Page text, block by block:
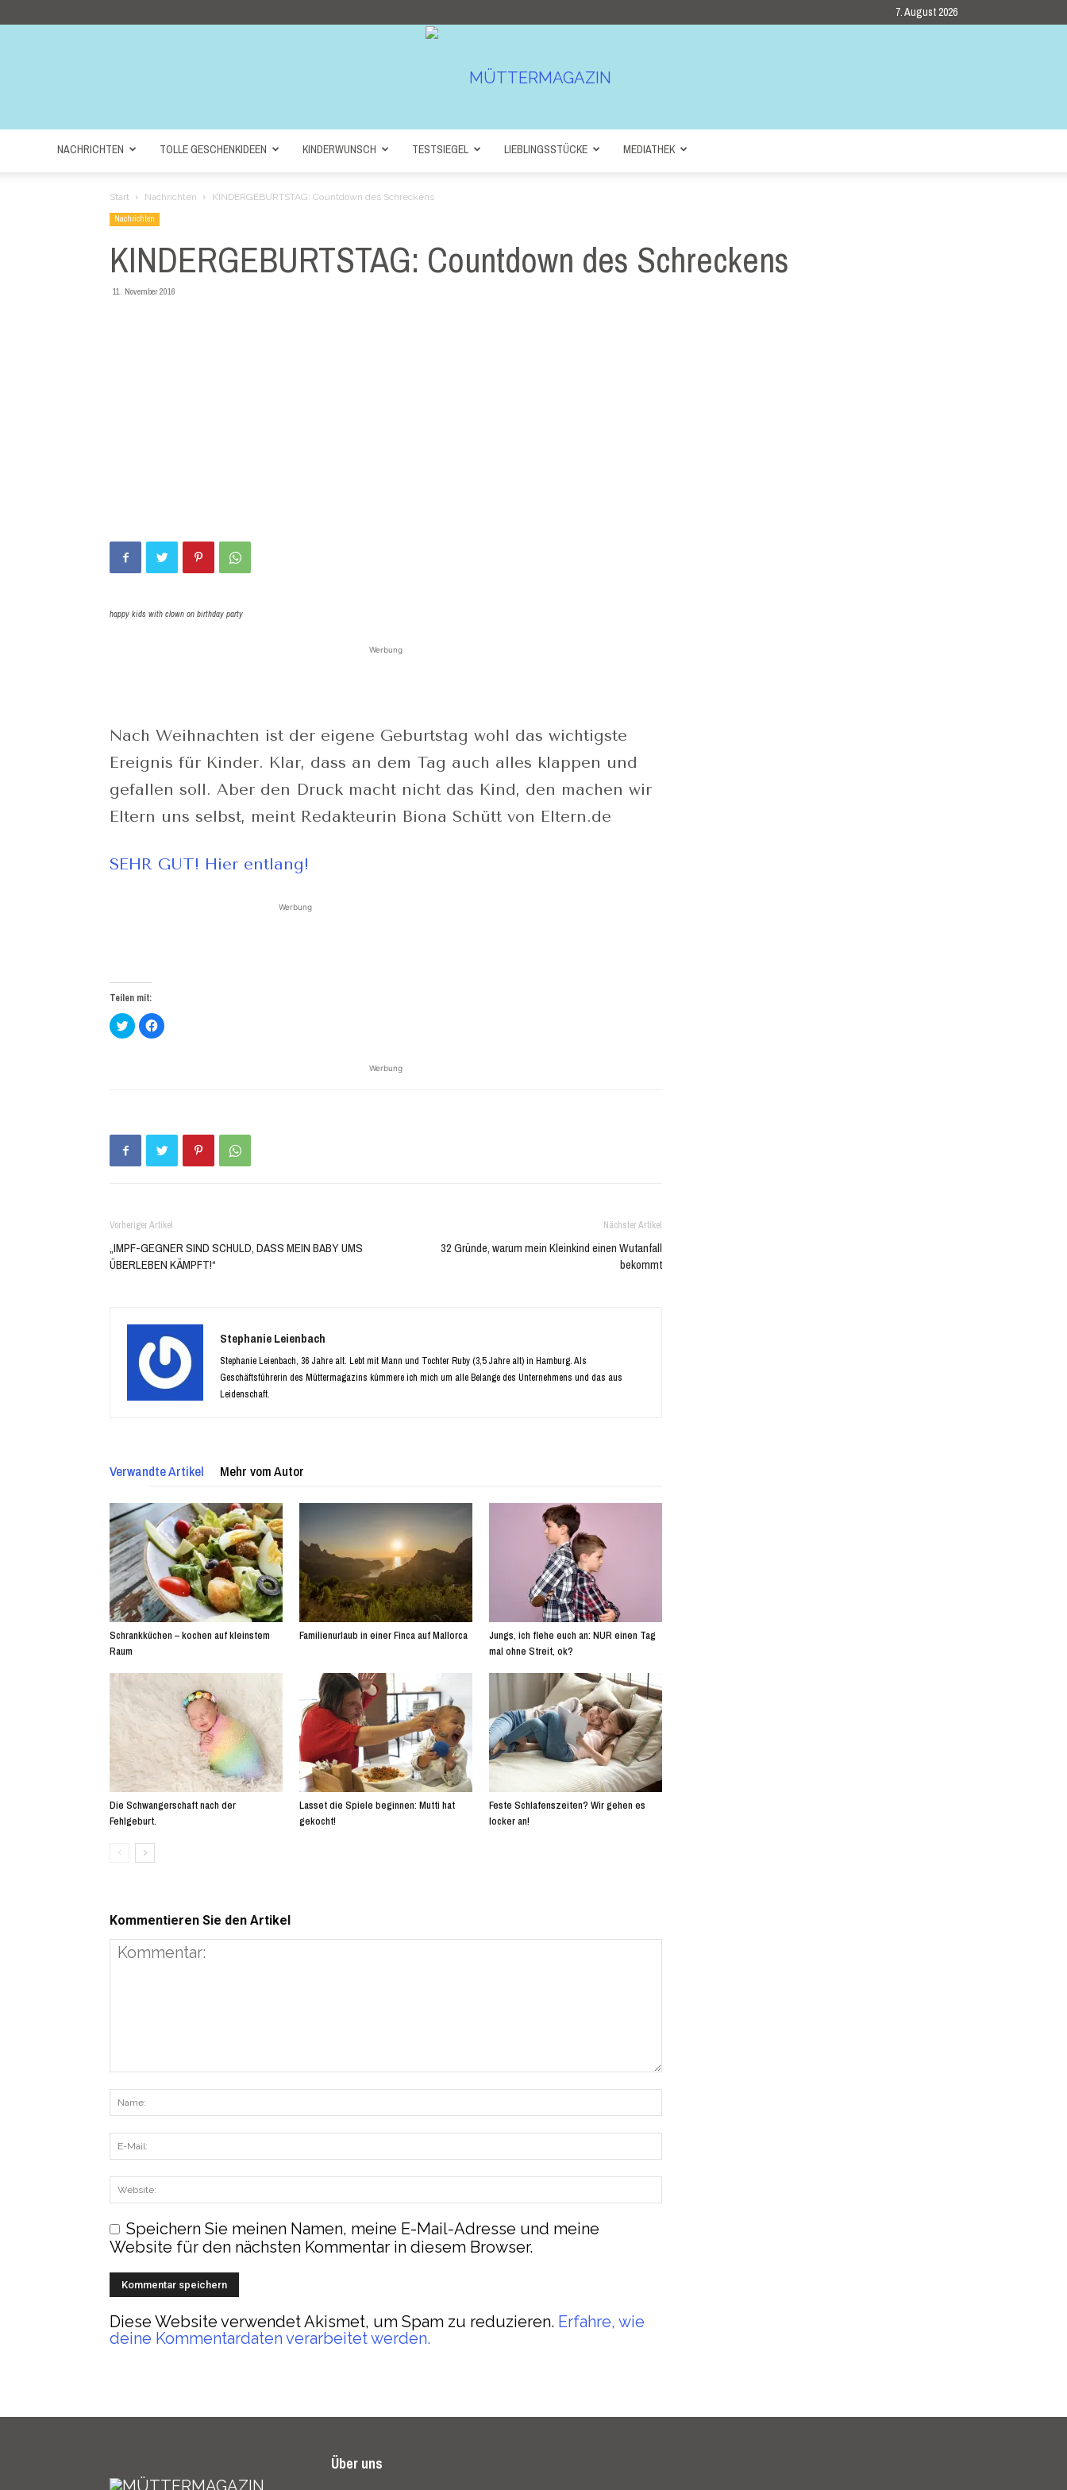
7. August 2026
NACHRICHTEN TOLLE GESCHENKIDEEN KINDERWUNSCH TESTSIEGEL LIEBLINGSSTÜCKE MEDIATHEK
Start Nachrichten KINDERGEBURTSTAG: Countdown des Schreckens
Nachrichten
KINDERGEBURTSTAG: Countdown des Schreckens
11. November 2016
happy kids with clown on birthday party
Werbung
Nach Weihnachten ist der eigene Geburtstag wohl das wichtigste
Ereignis für Kinder. Klar, dass an dem Tag auch alles klappen und
gefallen soll. Aber den Druck macht nicht das Kind, den machen wir
Eltern uns selbst, meint Redakteurin Biona Schütt von Eltern.de
SEHR GUT! Hier entlang!
Werbung
Teilen mit:
Klick,
um
über
Klick,
um
Werbung
Vorheriger Artikel
„IMPF-GEGNER SIND SCHULD, DASS MEIN BABY UMS
ÜBERLEBEN KÄMPFT!“
Nächster Artikel
32 Gründe, warum mein Kleinkind einen Wutanfall
bekommt
Stephanie Leienbach
Stephanie Leienbach, 36 Jahre alt. Lebt mit Mann und Tochter Ruby (3,5 Jahre alt) in Hamburg. Als
Geschäftsführerin des Müttermagazins kümmere ich mich um alle Belange des Unternehmens und das aus
Leidenschaft.
Verwandte Artikel Mehr vom Autor
Schrankküchen – kochen auf kleinstem
Raum
Familienurlaub in einer Finca auf Mallorca
Jungs, ich flehe euch an: NUR einen Tag
mal ohne Streit, ok?
Die Schwangerschaft nach der
Fehlgeburt.
Lasset die Spiele beginnen: Mutti hat
gekocht!
Feste Schlafenszeiten? Wir gehen es
locker an!
Kommentieren Sie den Artikel
Speichern Sie meinen Namen, meine E-Mail-Adresse und meine
Website für den nächsten Kommentar in diesem Browser.
Diese Website verwendet Akismet, um Spam zu reduzieren. Erfahre, wie
deine Kommentardaten verarbeitet werden.
Über uns